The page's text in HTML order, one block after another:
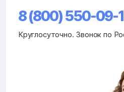
8 (800) 550-09-
Круглосуточно. Звонок по